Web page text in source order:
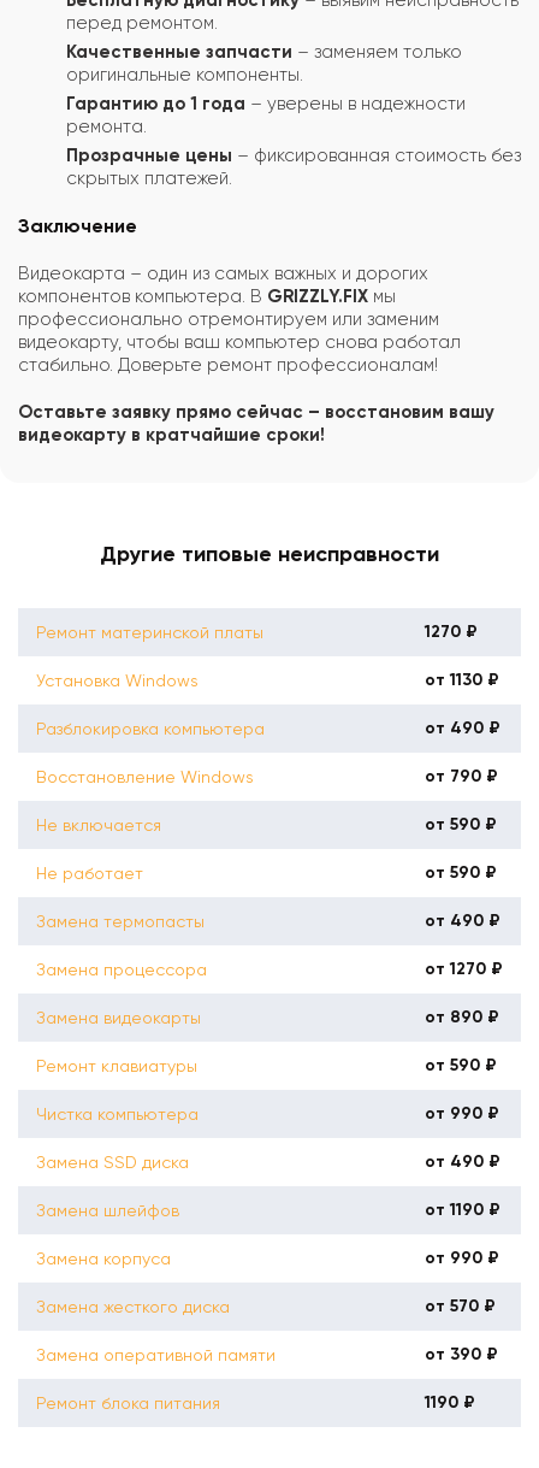
перед ремонтом.
Качественные запчасти – заменяем только
оригинальные компоненты.
Гарантию до 1 года – уверены в надежности
ремонта.
Прозрачные цены – фиксированная стоимость без
скрытых платежей.
Заключение
Видеокарта – один из самых важных и дорогих
компонентов компьютера. В GRIZZLY.FIX мы
профессионально отремонтируем или заменим
видеокарту, чтобы ваш компьютер снова работал
стабильно. Доверьте ремонт профессионалам!
Оставьте заявку прямо сейчас – восстановим вашу
видеокарту в кратчайшие сроки!
Другие типовые неисправности
Ремонт материнской платы 1270 ₽
Установка Windows от 1130 ₽
Разблокировка компьютера от 490 ₽
Восстановление Windows от 790 ₽
Не включается от 590 ₽
Не работает от 590 ₽
Замена термопасты от 490 ₽
Замена процессора от 1270 ₽
Замена видеокарты от 890 ₽
Ремонт клавиатуры от 590 ₽
Чистка компьютера от 990 ₽
Замена SSD диска от 490 ₽
Замена шлейфов от 1190 ₽
Замена корпуса от 990 ₽
Замена жесткого диска от 570 ₽
Замена оперативной памяти от 390 ₽
Ремонт блока питания 1190 ₽